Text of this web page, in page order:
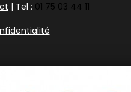
| Tel : 01 75 03 44 11